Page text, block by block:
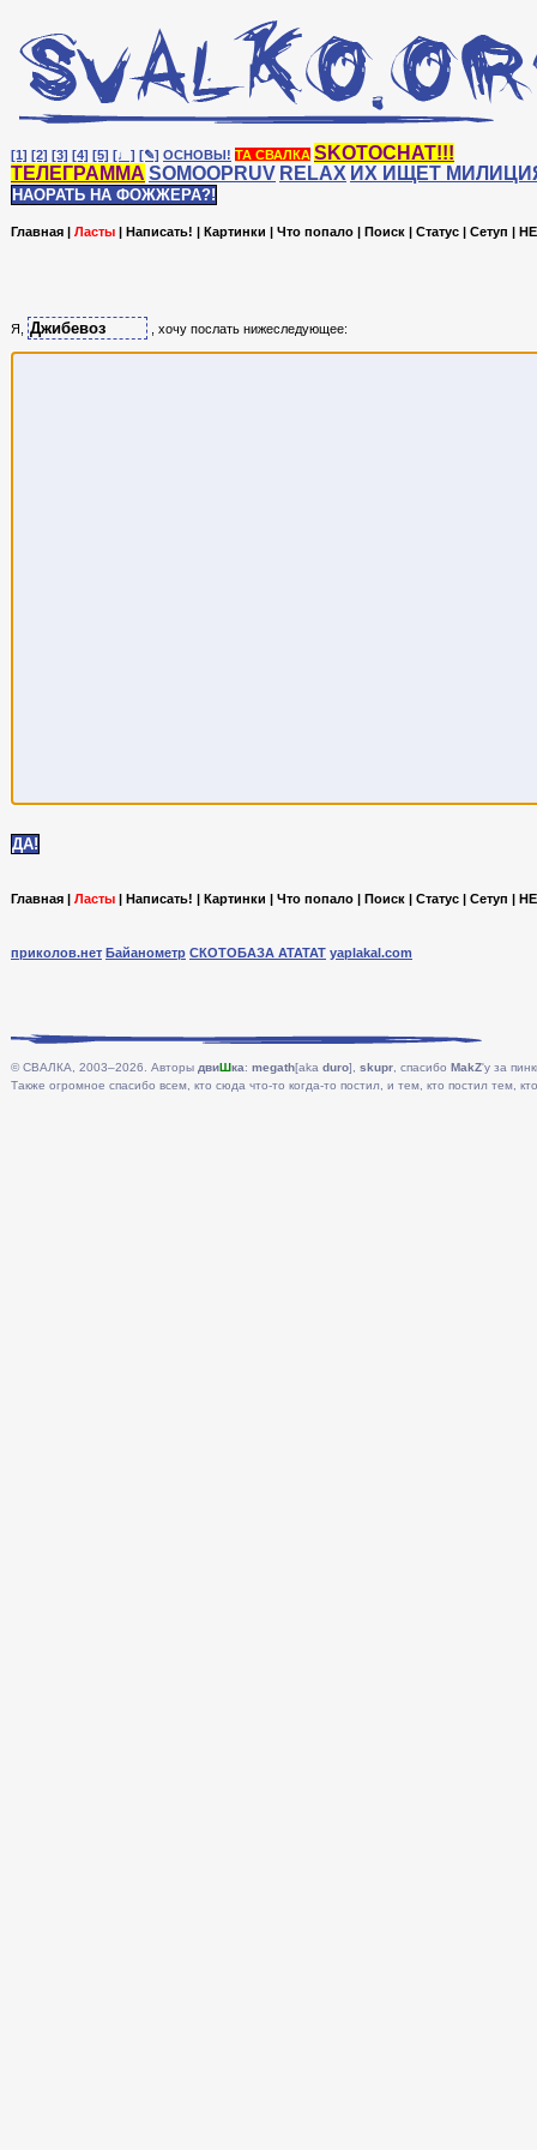
[1] [2] [3] [4] [5] [♩] [✎] ОСНОВЫ! ТА СВАЛКА SKOTOCHAT!!!
ТЕЛЕГРАММА SOMOOPRUV RELAX ИХ ИЩЕТ
НАОРАТЬ НА ФОЖЖЕРА?!
Главная | Ласты | Написать! | Картинки | Что попало | Поиск | Статус | Сетуп |
Я, , хочу послать нижеследующее:
Главная | Ласты | Написать! | Картинки | Что попало | Поиск | Статус | Сетуп |
приколов.нет Байанометр СКОТОБАЗА АТАТАТ yaplakal.com
© СВАЛКА, 2003–2026. Авторы двиШка: megath[aka duro], skupr , спасибо MakZ'у за
Также огромное спасибо всем, кто сюда что-то когда-то постил, и тем, кто постил тем,